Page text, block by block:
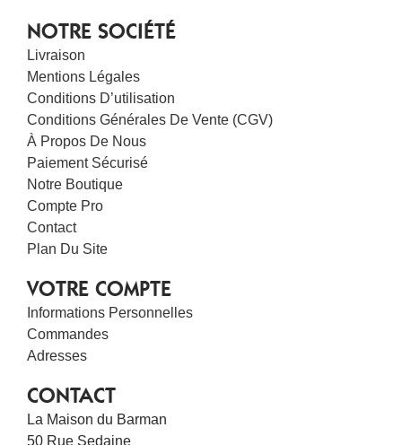
NOTRE SOCIÉTÉ
Livraison
Mentions Légales
Conditions D’utilisation
Conditions Générales De Vente (CGV)
À Propos De Nous
Paiement Sécurisé
Notre Boutique
Compte Pro
Contact
Plan Du Site
VOTRE COMPTE
Informations Personnelles
Commandes
Adresses
CONTACT
La Maison du Barman
50 Rue Sedaine